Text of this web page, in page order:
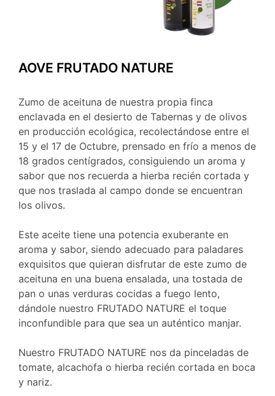
AOVE FRUTADO NATURE
Zumo de aceituna de nuestra propia finca
enclavada en el desierto de Tabernas y de olivos
en producción ecológica, recolectándose entre el
15 y el 17 de Octubre, prensado en frío a menos de
18 grados centígrados, consiguiendo un aroma y
sabor que nos recuerda a hierba recién cortada y
que nos traslada al campo donde se encuentran
los olivos.
Este aceite tiene una potencia exuberante en
aroma y sabor, siendo adecuado para paladares
exquisitos que quieran disfrutar de este zumo de
aceituna en una buena ensalada, una tostada de
pan o unas verduras cocidas a fuego lento,
dándole nuestro FRUTADO NATURE el toque
inconfundible para que sea un auténtico manjar.
Nuestro FRUTADO NATURE nos da pinceladas de
tomate, alcachofa o hierba recién cortada en boca
y nariz.